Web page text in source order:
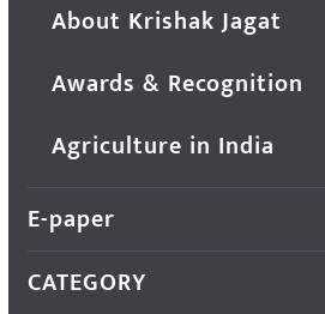
About Krishak Jagat
Awards & Recognition
Agriculture in India
E-paper
CATEGORY